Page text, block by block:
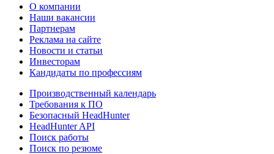
О компании
Наши вакансии
Партнерам
Реклама на сайте
Новости и статьи
Инвесторам
Кандидаты по профессиям
Производственный календарь
Требования к ПО
Безопасный HeadHunter
HeadHunter API
Поиск работы
Поиск по резюме